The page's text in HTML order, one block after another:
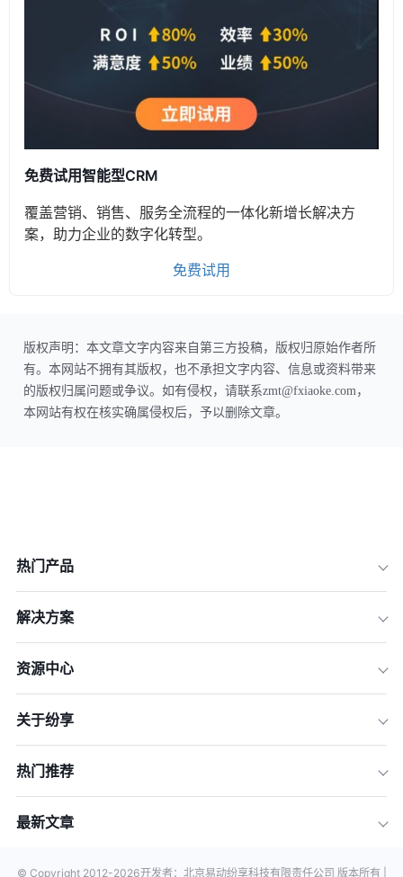
免费试用智能型CRM
覆盖营销、销售、服务全流程的一体化新增长解决方
案，助力企业的数字化转型。
免费试用
版权声明：本文章文字内容来自第三方投稿，版权归原始作者所
有。本网站不拥有其版权，也不承担文字内容、信息或资料带来
的版权归属问题或争议。如有侵权，请联系zmt@fxiaoke.com，
本网站有权在核实确属侵权后，予以删除文章。
热门产品
解决方案
资源中心
关于纷享
热门推荐
最新文章
© Copyright 2012-2026开发者：北京易动纷享科技有限责任公司 版本所有 |